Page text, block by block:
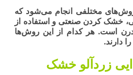
مختلفی انجام می‌شود که
خشک کردن صنعتی و استفاده از
است. هر کدام از این روش‌ها
دارند.
زردآلو خشک